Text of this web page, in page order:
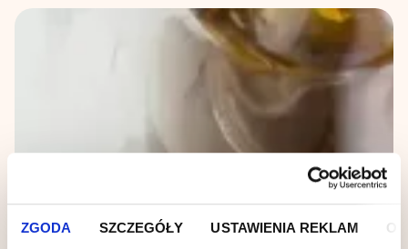
ZGODA SZCZEGÓŁY USTAWIENIA REKLAM O